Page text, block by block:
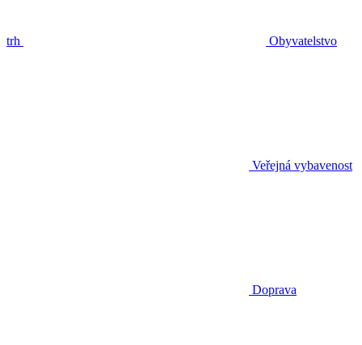
trh Obyvatelstvo
Veřejná vybavenost
Doprava